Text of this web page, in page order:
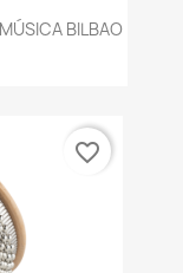
BILBAO
favorite_border